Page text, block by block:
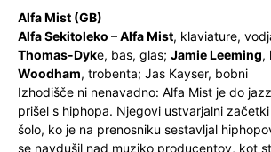
Alfa Mist (GB)
Alfa Sekitoleko – Alfa Mist, klaviature,
Thomas-Dyke, bas, glas; Jamie Leeming,
Woodham, trobenta; Jas Kayser, bobni
Izhodišče ni nenavadno: Alfa Mist je do
prišel s hiphopa. Njegovi ustvarjalni
šolo, ko je na prenosniku sestavljal
se navdušil nad muziko producentov, kot